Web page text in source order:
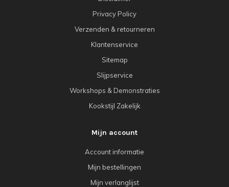
Privacy Policy
Verzenden & retourneren
Klantenservice
Sitemap
Slijpservice
Workshops & Demonstraties
Kookstijl Zakelijk
Mijn account
Account informatie
Mijn bestellingen
Mijn verlanglijst